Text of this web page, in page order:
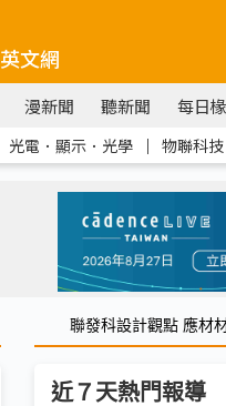
英文網
漫新聞 聽新聞 每日
光電．顯示．光學 ｜ 物聯科
聯發科設計觀點 應材
近７天熱門報導